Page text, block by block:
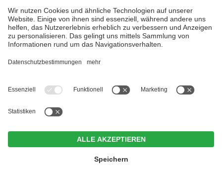
Karte Unterkünfte
immer wieder einigeHolztiere . Na? Schon neugierig?
Der Erlebnispark Jochtal
Jochtalbahn, etwas außerhalb der Ortschaft Vals
gelegen, geht es zunächst hinauf zur